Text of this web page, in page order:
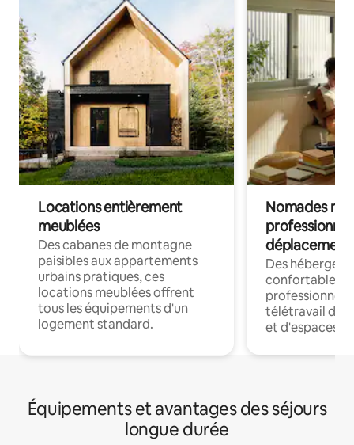
Locations entièrement
meublées
Des cabanes de montagne
paisibles aux appartements
urbains pratiques, ces
locations meublées offrent
tous les équipements d'un
logement standard.
Nomades
déplacement
Des
confortables
professionnels
télétravail
et d'espaces
Équipements et avantages des séjours
longue durée